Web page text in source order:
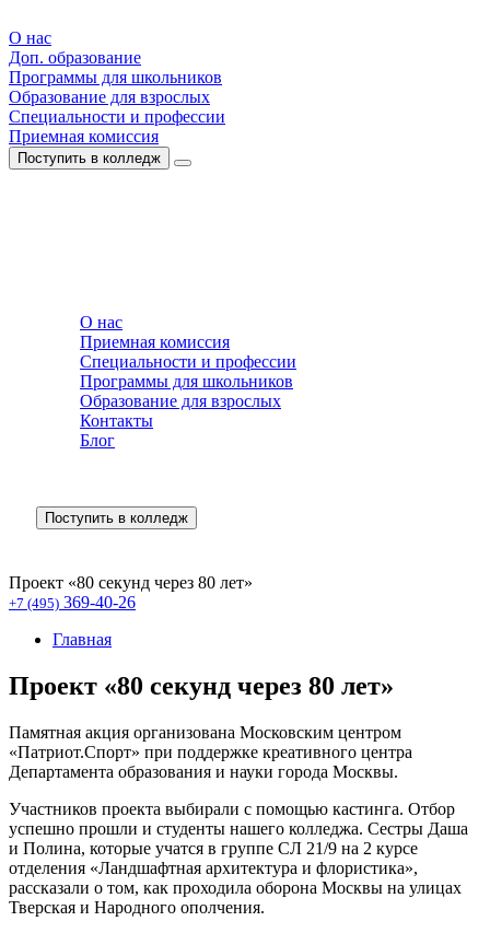
О нас
Доп. образование
Программы для школьников
Образование для взрослых
Специальности и профессии
Приемная комиссия
Поступить в колледж
О нас
Приемная комиссия
Специальности и профессии
Программы для школьников
Образование для взрослых
Контакты
Блог
Поступить в колледж
Проект «80 секунд через 80 лет»
+7 (495) 369-40-26
Главная
Проект «80 секунд через 80 лет»
Памятная акция организована Московским центром
«Патриот.Спорт» при поддержке креативного центра
Департамента образования и науки города Москвы.
Участников проекта выбирали с помощью кастинга. Отбор
успешно прошли и студенты нашего колледжа. Сестры Даша
и Полина, которые учатся в группе СЛ 21/9 на 2 курсе
отделения «Ландшафтная архитектура и флористика»,
рассказали о том, как проходила оборона Москвы на улицах
Тверская и Народного ополчения.